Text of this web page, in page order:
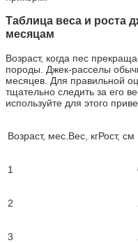
Таблица веса и роста
месяцам
Возраст, когда пес
породы. Джек-расселы
месяцев. Для правильной
тщательно следить за его
используйте для этого
Возраст, мес.Вес, кгРост, см
1
2
3